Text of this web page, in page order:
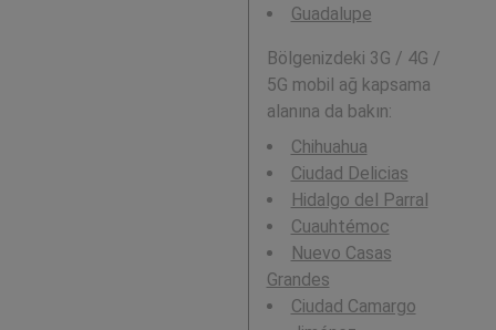
Guadalupe
Bölgenizdeki 3G / 4G /
5G mobil ağ kapsama
alanına da bakın:
Chihuahua
Ciudad Delicias
Hidalgo del Parral
Cuauhtémoc
Nuevo Casas
Grandes
Ciudad Camargo